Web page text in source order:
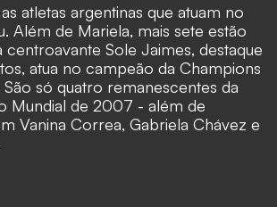
atletas argentinas que atuam no
Além de Mariela, mais sete estão
centroavante Sole Jaimes, destaque
atua no campeão da Champions
São só quatro remanescentes da
Mundial de 2007 - além de
Vanina Correa, Gabriela Chávez e